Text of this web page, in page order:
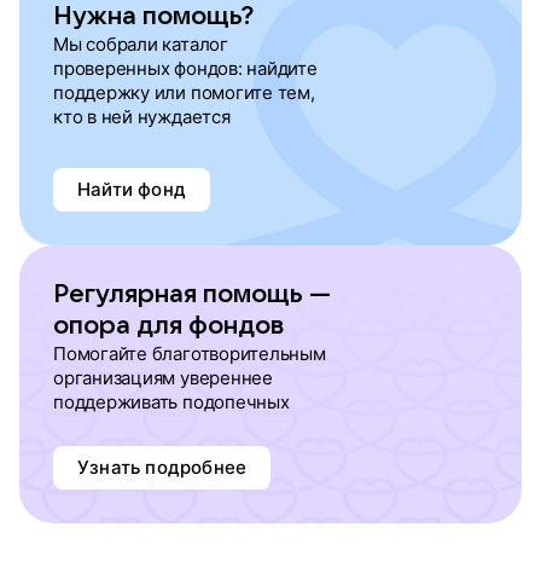
Нужна помощь?
Мы собрали каталог
проверенных фондов: найдите
поддержку или помогите тем,
кто в ней нуждается
Найти фонд
Регулярная помощь —
опора для фондов
Помогайте благотворительным
организациям увереннее
поддерживать подопечных
Узнать подробнее